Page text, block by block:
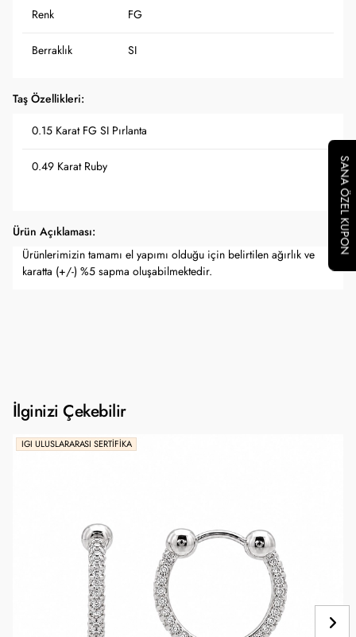
Renk FG
Berraklık SI
Taş Özellikleri:
0.15 Karat FG SI Pırlanta
0.49 Karat Ruby
Ürün Açıklaması:
Ürünlerimizin tamamı el yapımı olduğu için belirtilen ağırlık ve
karatta (+/-) %5 sapma oluşabilmektedir.
İlginizi Çekebilir
IGI ULUSLARARASI SERTIFIKA
SANA ÖZEL KUPON